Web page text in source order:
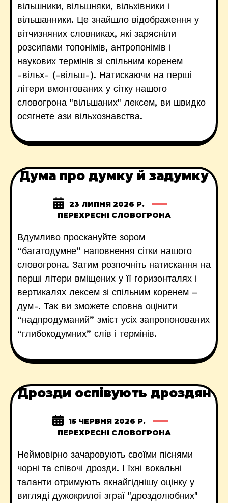
вільшники, вільшняки, вільхівники і
вільшанники. Це знайшло відображення у
вітчизняних словниках, які зарясніли
розсипами топонімів, антропонімів і
наукових термінів зі спільним коренем
-вільх- (-вільш-). Натискаючи на перші
літери вмонтованих у сітку нашого
словогрона "вільшаних" лексем, ви швидко
осягнете ази вільхознавства.
Дума про думку й задумку
23 ЛИПНЯ 2026 Р.
ПЕРЕХРЕСНІ СЛОВОГРОНА
Вдумливо проскануйте зором
“багатодумне” наповнення сітки нашого
словогрона. Затим розпочніть натискання на
перші літери вміщених у її горизонталях і
вертикалях лексем зі спільним коренем –
дум-. Так ви зможете сповна оцінити
“надпродуманий” зміст усіх запропонованих
“глибокодумних” слів і термінів.
Дрозди оспівують дроздян
15 ЧЕРВНЯ 2026 Р.
ПЕРЕХРЕСНІ СЛОВОГРОНА
Неймовірно зачаровують своїми піснями
чорні та співочі дрозди. І їхні вокальні
таланти отримують якнайгіднішу оцінку у
вигляді дужокрилої зграї "дроздолюбних"